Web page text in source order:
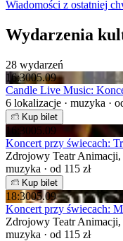
Wiadomości z ostatniej
Wydarzenia
28 wydarzeń
16:3005.09
Candle Live Music:
6 lokalizacje · muzyka ·
Kup bilet
16:3005.09
Koncert przy świecach:
Zdrojowy Teatr Animacji,
muzyka · od 115 zł
Kup bilet
18:3005.09
Koncert przy świecach:
Zdrojowy Teatr Animacji,
muzyka · od 115 zł